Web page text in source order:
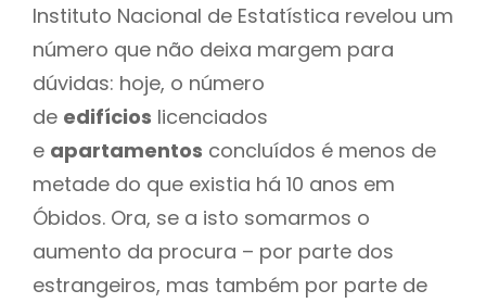
Instituto Nacional de Estatística revelou um
número que não deixa margem para
dúvidas: hoje, o número
de edifícios licenciados
e apartamentos concluídos é menos de
metade do que existia há 10 anos em
Óbidos. Ora, se a isto somarmos o
aumento da procura – por parte dos
estrangeiros, mas também por parte de